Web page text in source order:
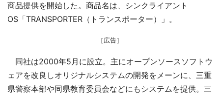
商品提供を開始した。商品名は、シンクライアント
OS「TRANSPORTER（トランスポーター）」。
［広告］
同社は2000年5月に設立。主にオープンソースソフトウ
ェアを改良しオリジナルシステムの開発をメーンに、三重
県警察本部や同県教育委員会などにもシステムを提供。三